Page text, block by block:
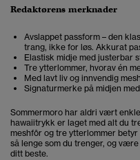
Redaktørens merknader
Avslappet passform – den
trang, ikke for løs. Akkurat
Elastisk midje med justerbar
Tre ytterlommer, hvorav én
Med lavt liv og innvendig
Signaturmerke på midjen
Sommermoro har aldri vært
hawaiitrykk er laget med alt du
meshfôr og tre ytterlommer
så lenge som du trenger, og
ditt beste.